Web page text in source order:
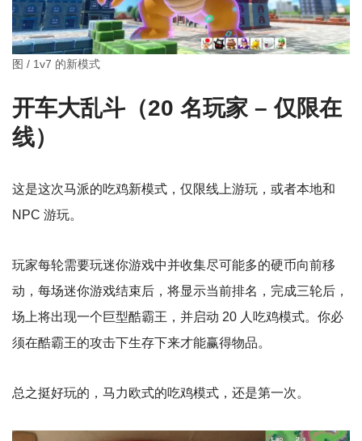
图 / 1v7 的新模式
开车大乱斗（20 名玩家 – 仅限在
线）
这是这次马派的吃鸡新模式，仅限线上游玩，或者本地和
NPC 游玩。
玩家每轮需要玩迷你游戏中并收集尽可能多的硬币向前移
动，每场迷你游戏结束后，将显示当前排名，完成三轮后，
场上将出现一个巨型酷霸王，并启动 20 人吃鸡模式。你必
须在酷霸王的攻击下生存下来才能赢得物品。
总之挺好玩的，马力欧式的吃鸡模式，还是第一次。